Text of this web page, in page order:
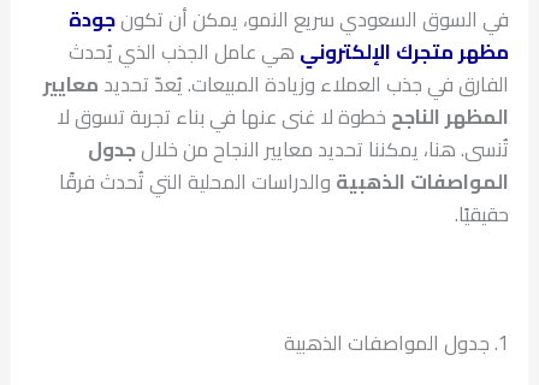
في السوق السعودي سريع النمو، يمكن أن تكونجودة
مظهر متجرك الإلكتروني هي عامل الجذب الذي يُحدث
الفارق في جذب العملاء وزيادة المبيعات. يُعدّ تحديد معايير
المظهر الناجح خطوة لا غنى عنها في بناء تجربة تسوق لا
تُنسى. هنا، يمكننا تحديد معايير النجاح من خلالجدول
المواصفات الذهبية والدراسات المحلية التي تُحدث فرقًا
حقيقيًا.
1. جدول المواصفات الذهبية